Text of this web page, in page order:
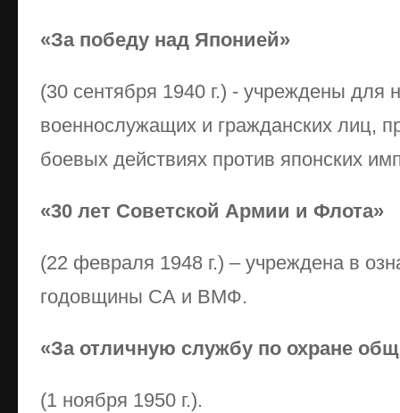
«За победу над Японией»
(30 сентября 1940 г.) - учреждены для
военнослужащих и гражданских лиц,
боевых действиях против японских
«30 лет Советской Армии и Флота»
(22 февраля 1948 г.) – учреждена в
годовщины СА и ВМФ.
«За отличную службу по охране
(1 ноября 1950 г.).